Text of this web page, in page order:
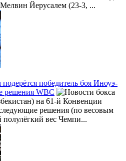
Йерусалем (23-3, ...
победитель боя Иноуэ-
решения WBC
на 61-й Конвенции
решения (по весовым
вес Чемпи...